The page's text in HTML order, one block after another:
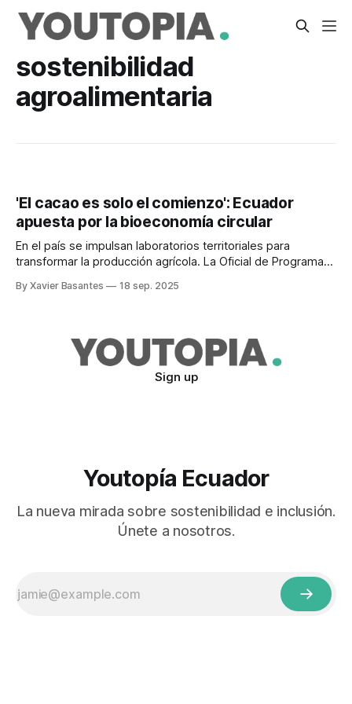
sostenibilidad
agroalimentaria
'El cacao es solo el comienzo': Ecuador
apuesta por la bioeconomía circular
En el país se impulsan laboratorios territoriales para
transformar la producción agrícola. La Oficial de Programas
By Xavier Basantes 18 sep. 2025
Sign up
Youtopía Ecuador
La nueva mirada sobre sostenibilidad e inclusión.
Únete a nosotros.